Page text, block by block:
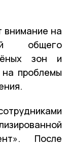
внимание на
общего
зон и
проблемы
После